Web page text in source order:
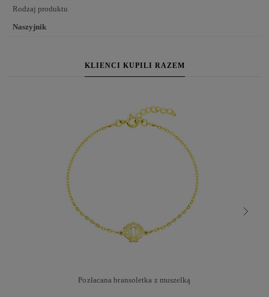
Rodzaj produktu
Naszyjnik
KLIENCI KUPILI RAZEM
Pozłacana bransoletka z muszelką